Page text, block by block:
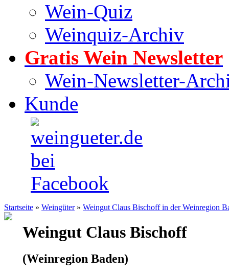
Wein-Quiz
Weinquiz-Archiv
Gratis Wein Newsletter
Wein-Newsletter-
Kunde
Startseite » Weingüter » Weingut Claus Bischoff in der Weinregion
Weingut Claus Bischoff
(Weinregion Baden)